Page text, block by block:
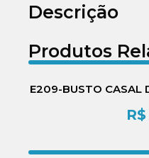
Descrição
Produtos
E209-BUSTO CASAL
R$